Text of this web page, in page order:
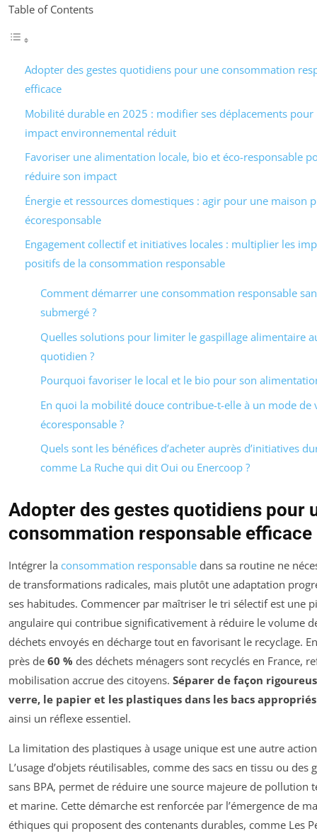
Table of Contents
Adopter des gestes quotidiens pour une consommation
efficace
Mobilité durable en 2025 : modifier ses déplacements pour
impact environnemental réduit
Favoriser une alimentation locale, bio et éco-responsable
réduire son impact
Énergie et ressources domestiques : agir pour une maison
écoresponsable
Engagement collectif et initiatives locales : multiplier les
positifs de la consommation responsable
Comment démarrer une consommation responsable
submergé ?
Quelles solutions pour limiter le gaspillage alimentaire
quotidien ?
Pourquoi favoriser le local et le bio pour son
En quoi la mobilité douce contribue-t-elle à un mode de
écoresponsable ?
Quels sont les bénéfices d’acheter auprès d’initiatives
comme La Ruche qui dit Oui ou Enercoop ?
Adopter des gestes quotidiens pour
consommation responsable efficace
Intégrer la consommation responsable dans sa routine ne
de transformations radicales, mais plutôt une adaptation
ses habitudes. Commencer par maîtriser le tri sélectif est une
angulaire qui contribue significativement à réduire le volume
déchets envoyés en décharge tout en favorisant le recyclage.
près de 60 % des déchets ménagers sont recyclés en France,
mobilisation accrue des citoyens. Séparer de façon
verre, le papier et les plastiques dans les bacs appropriés
ainsi un réflexe essentiel.
La limitation des plastiques à usage unique est une autre
L’usage d’objets réutilisables, comme des sacs en tissu ou des
sans BPA, permet de réduire une source majeure de pollution
et marine. Cette démarche est renforcée par l’émergence de
éthiques qui proposent des contenants durables, comme Les